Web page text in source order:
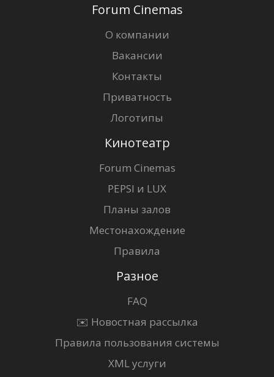
Forum Cinemas
О компании
Вакансии
Контакты
Приватность
Логотипы
Кинотеатр
Forum Cinemas
PEPSI и LUX
Планы залов
Местонахождение
Правила
Разное
FAQ
✉️ Новостная рассылка
Правила пользования системы
XML услуги